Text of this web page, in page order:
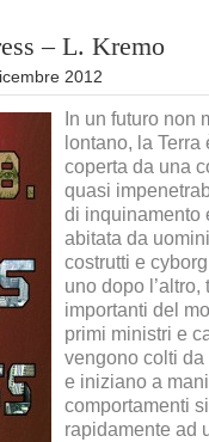
– L. Kremo
2012
In un futuro non
lontano, la Terra
coperta da una
quasi
di inquinamento
abitata da
costrutti e
uno dopo
importanti del
primi ministri e
vengono colti
e iniziano a
comportamenti
rapidamente ad